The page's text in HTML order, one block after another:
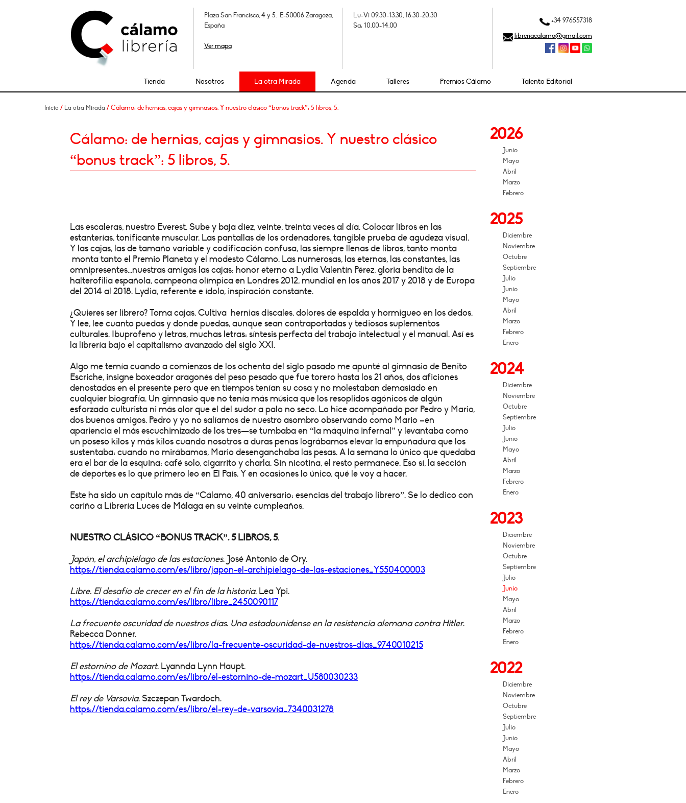
Plaza San Francisco, 4 y 5. E-50006 Zaragoza,
España
Ver mapa
Lu-Vi 09.30-13.30, 16.30-20.30
Sa: 10.00-14.00
+34 976557318
libreriacalamo@gmail.com
Tienda Nosotros La otra Mirada Agenda Talleres Premios Cálamo Talento Editorial
Inicio / La otra Mirada / Cálamo: de hernias, cajas y gimnasios. Y nuestro clásico “bonus track”: 5 libros, 5.
Cálamo: de hernias, cajas y gimnasios. Y nuestro clásico
“bonus track”: 5 libros, 5.
Las escaleras, nuestro Everest. Sube y baja diez, veinte, treinta veces al día. Colocar libros en las
estanterías, tonificante muscular. Las pantallas de los ordenadores, tangible prueba de agudeza visual.
Y las cajas, las de tamaño variable y codificación confusa, las siempre llenas de libros, tanto monta
monta tanto el Premio Planeta y el modesto Cálamo. Las numerosas, las eternas, las constantes, las
omnipresentes...nuestras amigas las cajas: honor eterno a Lydia Valentín Pérez, gloria bendita de la
halterofilia española, campeona olímpica en Londres 2012, mundial en los años 2017 y 2018 y de Europa
del 2014 al 2018. Lydia, referente e ídolo, inspiración constante.
¿Quieres ser librero? Toma cajas. Cultiva hernias discales, dolores de espalda y hormigueo en los dedos.
Y lee, lee cuanto puedas y donde puedas, aunque sean contraportadas y tediosos suplementos
culturales. Ibuprofeno y letras, muchas letras: síntesis perfecta del trabajo intelectual y el manual. Así es
la librería bajo el capitalismo avanzado del siglo XXI.
Algo me temía cuando a comienzos de los ochenta del siglo pasado me apunté al gimnasio de Benito
Escriche, insigne boxeador aragonés del peso pesado que fue torero hasta los 21 años, dos aficiones
denostadas en el presente pero que en tiempos tenían su cosa y no molestaban demasiado en
cualquier biografía. Un gimnasio que no tenía más música que los resoplidos agónicos de algún
esforzado culturista ni más olor que el del sudor a palo no seco. Lo hice acompañado por Pedro y Mario,
dos buenos amigos. Pedro y yo no salíamos de nuestro asombro observando como Mario –en
apariencia el más escuchimizado de los tres—se tumbaba en “la máquina infernal” y levantaba como
un poseso kilos y más kilos cuando nosotros a duras penas lográbamos elevar la empuñadura que los
sustentaba: cuando no mirábamos, Mario desenganchaba las pesas. A la semana lo único que quedaba
era el bar de la esquina: café solo, cigarrito y charla. Sin nicotina, el resto permanece. Eso sí, la sección
de deportes es lo que primero leo en El País. Y en ocasiones lo único, qué le voy a hacer.
Este ha sido un capítulo más de “Cálamo, 40 aniversario: esencias del trabajo librero”. Se lo dedico con
cariño a Librería Luces de Málaga en su veinte cumpleaños.
NUESTRO CLÁSICO “BONUS TRACK”. 5 LIBROS, 5.
Japón, el archipiélago de las estaciones. José Antonio de Ory.
https://tienda.calamo.com/es/ libro/japon-el-archipielago-de-las-estaciones_Y550400003
Libre. El desafío de crecer en el fin de la historia. Lea Ypi.
https://tienda.calamo.com/es/ libro/libre_2450090117
La frecuente oscuridad de nuestros días. Una estadounidense en la resistencia alemana contra Hitler.
Rebecca Donner.
https://tienda.calamo.com/es/ libro/la-frecuente-oscuridad-de-nuestros-dias_9740010215
El estornino de Mozart. Lyannda Lynn Haupt.
https://tienda.calamo.com/es/ libro/el-estornino-de-mozart_U580030233
El rey de Varsovia. Szczepan Twardoch.
https://tienda.calamo.com/es/ libro/el-rey-de-varsovia_7340031278
2026
Junio
Mayo
Abril
Marzo
Febrero
2025
Diciembre
Noviembre
Octubre
Septiembre
Julio
Junio
Mayo
Abril
Marzo
Febrero
Enero
2024
Diciembre
Noviembre
Octubre
Septiembre
Julio
Junio
Mayo
Abril
Marzo
Febrero
Enero
2023
Diciembre
Noviembre
Octubre
Septiembre
Julio
Junio
Mayo
Abril
Marzo
Febrero
Enero
2022
Diciembre
Noviembre
Octubre
Septiembre
Julio
Junio
Mayo
Abril
Marzo
Febrero
Enero